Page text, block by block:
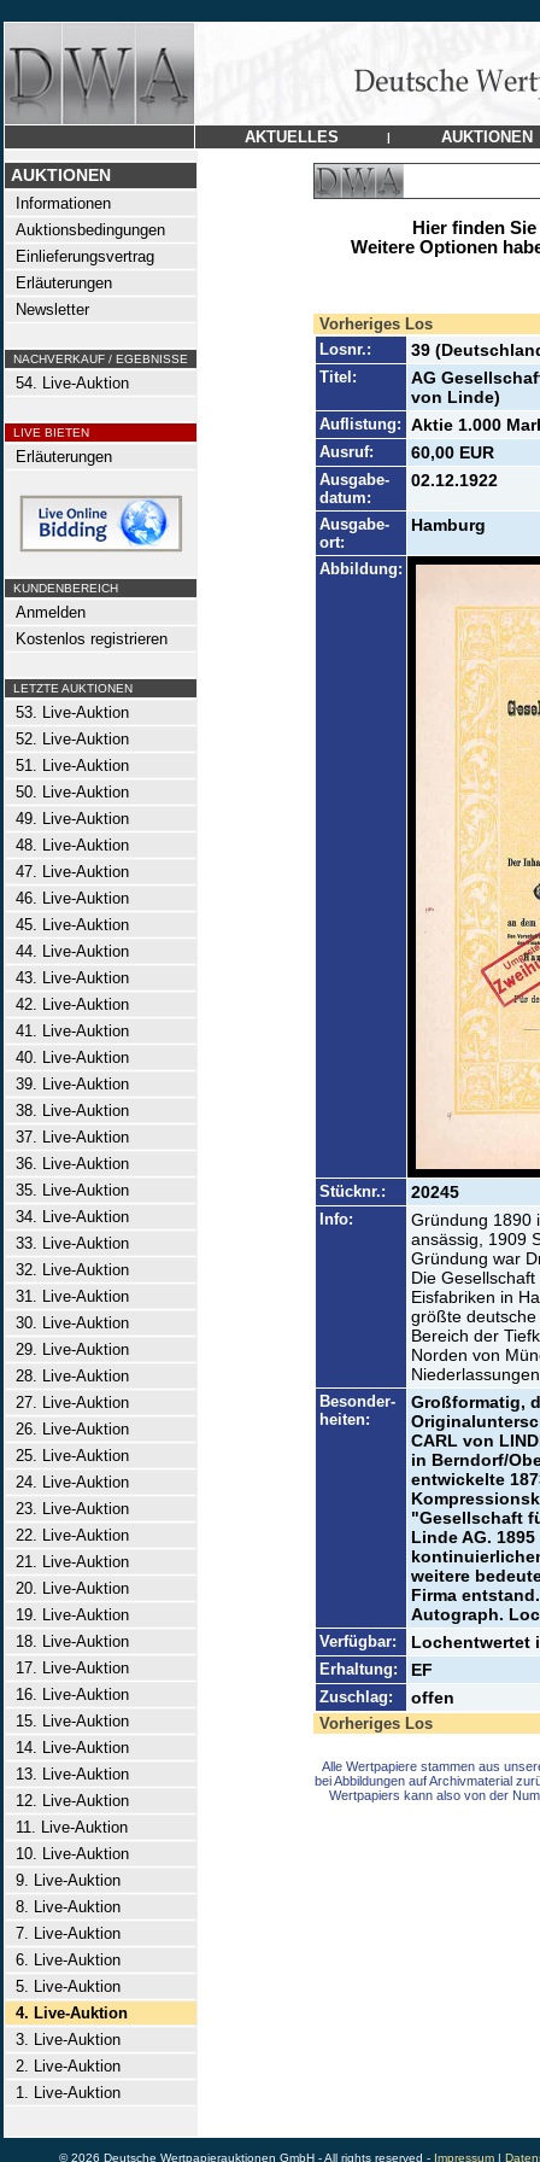
AKTUELLES | AUKTIONEN
AUKTIONEN
Informationen
Auktionsbedingungen
Einlieferungsvertrag
Erläuterungen
Newsletter
NACHVERKAUF / EGEBNISSE
54. Live-Auktion
LIVE BIETEN
Erläuterungen
KUNDENBEREICH
Anmelden
Kostenlos registrieren
LETZTE AUKTIONEN
53. Live-Auktion
52. Live-Auktion
51. Live-Auktion
50. Live-Auktion
49. Live-Auktion
48. Live-Auktion
47. Live-Auktion
46. Live-Auktion
45. Live-Auktion
44. Live-Auktion
43. Live-Auktion
42. Live-Auktion
41. Live-Auktion
40. Live-Auktion
39. Live-Auktion
38. Live-Auktion
37. Live-Auktion
36. Live-Auktion
35. Live-Auktion
34. Live-Auktion
33. Live-Auktion
32. Live-Auktion
31. Live-Auktion
30. Live-Auktion
29. Live-Auktion
28. Live-Auktion
27. Live-Auktion
26. Live-Auktion
25. Live-Auktion
24. Live-Auktion
23. Live-Auktion
22. Live-Auktion
21. Live-Auktion
20. Live-Auktion
19. Live-Auktion
18. Live-Auktion
17. Live-Auktion
16. Live-Auktion
15. Live-Auktion
14. Live-Auktion
13. Live-Auktion
12. Live-Auktion
11. Live-Auktion
10. Live-Auktion
9. Live-Auktion
8. Live-Auktion
7. Live-Auktion
6. Live-Auktion
5. Live-Auktion
4. Live-Auktion
3. Live-Auktion
2. Live-Auktion
1. Live-Auktion
Hier finden
Weitere Optionen
Vorheriges Los
Losnr.:
39
Titel:
AG
von Linde)
Auflistung: Aktie 1.000
Ausruf: 60,00 EUR
Ausgabe-
datum:
02.12.1922
Ausgabe-
ort:
Hamburg
Abbildung:
Stücknr.: 20245
Info:
Gründung 1890
ansässig, 1909
Gründung war
Die
Eisfabriken in
größte
Bereich der
Norden von
Besonder-
heiten:
Großformatig,
CARL von
in Berndorf/
entwickelte
"Gesellschaft
Linde AG.
weitere
Firma
Autograph.
Verfügbar: Lochentwertet
Erhaltung: EF
Zuschlag: offen
Vorheriges Los
Alle Wertpapiere stammen aus
bei Abbildungen auf Archivmaterial
Wertpapiers kann also von der
© 2026 Deutsche Wertpapierauktionen GmbH - All rights reserved - Impressum|